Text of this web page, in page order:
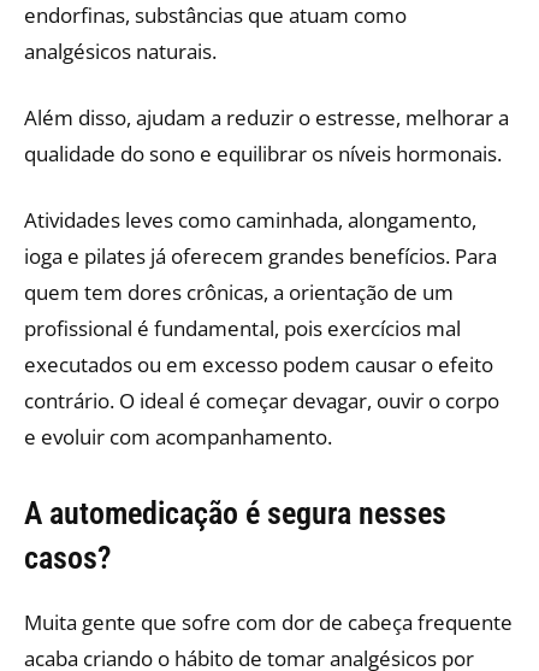
endorfinas, substâncias que atuam como
analgésicos naturais.
Além disso, ajudam a reduzir o estresse, melhorar a
qualidade do sono e equilibrar os níveis hormonais.
Atividades leves como caminhada, alongamento,
ioga e pilates já oferecem grandes benefícios. Para
quem tem dores crônicas, a orientação de um
profissional é fundamental, pois exercícios mal
executados ou em excesso podem causar o efeito
contrário. O ideal é começar devagar, ouvir o corpo
e evoluir com acompanhamento.
A automedicação é segura nesses
casos?
Muita gente que sofre com dor de cabeça frequente
acaba criando o hábito de tomar analgésicos por